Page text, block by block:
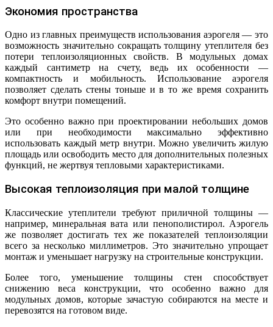
Экономия пространства
Одно из главных преимуществ использования аэрогеля — это
возможность значительно сокращать толщину утеплителя без
потери теплоизоляционных свойств. В модульных домах
каждый сантиметр на счету, ведь их особенности —
компактность и мобильность. Использование аэрогеля
позволяет сделать стены тоньше и в то же время сохранить
комфорт внутри помещений.
Это особенно важно при проектировании небольших домов
или при необходимости максимально эффективно
использовать каждый метр внутри. Можно увеличить жилую
площадь или освободить место для дополнительных полезных
функций, не жертвуя тепловыми характеристиками.
Высокая теплоизоляция при малой толщине
Классические утеплители требуют приличной толщины —
например, минеральная вата или пенополистирол. Аэрогель
же позволяет достигать тех же показателей теплоизоляции
всего за несколько миллиметров. Это значительно упрощает
монтаж и уменьшает нагрузку на строительные конструкции.
Более того, уменьшение толщины стен способствует
снижению веса конструкции, что особенно важно для
модульных домов, которые зачастую собираются на месте и
перевозятся на готовом виде.